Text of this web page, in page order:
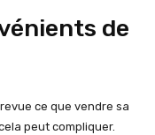
de
ce que vendre sa
peut compliquer.